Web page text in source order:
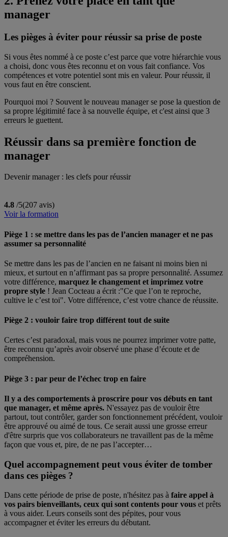
manager
Les pièges à éviter pour réussir sa prise de poste
Si vous êtes nommé à ce poste c’est parce que votre hiérarchie vous
a choisi, donc vous êtes reconnu et on vous fait confiance. Vos
compétences et votre potentiel sont mis en valeur. Pour réussir, il
vous faut en être conscient.
Pourquoi moi ? Souvent le nouveau manager se pose la question de
sa propre légitimité face à sa nouvelle équipe, et c'est ainsi que 3
erreurs le guettent.
Réussir dans sa première fonction de
manager
Devenir manager : les clefs pour réussir
4.8 /5(207 avis)
Voir la formation
Piège 1 : se mettre dans les pas de l’ancien manager et ne pas
assumer sa personnalité
Se mettre dans les pas de l’ancien en ne faisant ni moins bien ni
mieux, et surtout en n’affirmant pas sa propre personnalité. Assumez
votre différence, marquez le changement et imprimez votre
propre style ! Jean Cocteau a écrit :"Ce que l’on te reproche,
cultive le c’est toi". Votre différence, c’est votre chance de réussite.
Piège 2 : vouloir faire trop différent tout de suite
Certes c’est paradoxal, mais vous ne pourrez imprimer votre patte,
être reconnu qu’après avoir observé une phase d’écoute et de
compréhension.
Piège 3 : par peur de l’échec trop en faire
Il y a des comportements à proscrire pour vos débuts en tant
que manager, et même après. N'essayez pas de vouloir être
partout, tout contrôler, garder son fonctionnement précédent, vouloir
être approuvé ou aimé de tous. Ce serait aussi une grosse erreur
d'être surpris que vos collaborateurs ne travaillent pas de la même
façon que vous et, pire, de ne pas l’accepter…
Quel accompagnement peut vous éviter de tomber
dans ces pièges ?
Dans cette période de prise de poste, n'hésitez pas à faire appel à
vos pairs bienveillants, ceux qui sont contents pour vous et prêts
à vous aider. Leurs conseils sont des pépites, pour vous
accompagner et éviter les erreurs du débutant.